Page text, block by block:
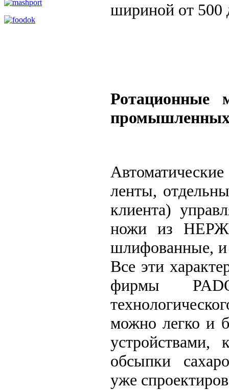
шириной от 500
промышленных
ленты,
клиента)
ножи из
шлифованные, и
Все эти
фирмы
можно легко и
устройствами,
обсыпки
уже